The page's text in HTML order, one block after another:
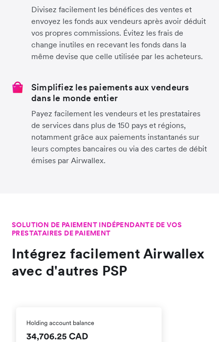
Divisez facilement les bénéfices des ventes et
envoyez les fonds aux vendeurs après avoir déduit
vos propres commissions. Évitez les frais de
change inutiles en recevant les fonds dans la
même devise que celle utilisée par les acheteurs.
Simplifiez les paiements aux vendeurs
dans le monde entier
Payez facilement les vendeurs et les prestataires
de services dans plus de 150 pays et régions,
notamment grâce aux paiements instantanés sur
leurs comptes bancaires ou via des cartes de débit
émises par Airwallex.
SOLUTION DE PAIEMENT INDÉPENDANTE DE VOS
PRESTATAIRES DE PAIEMENT
Intégrez facilement Airwallex
avec d'autres PSP